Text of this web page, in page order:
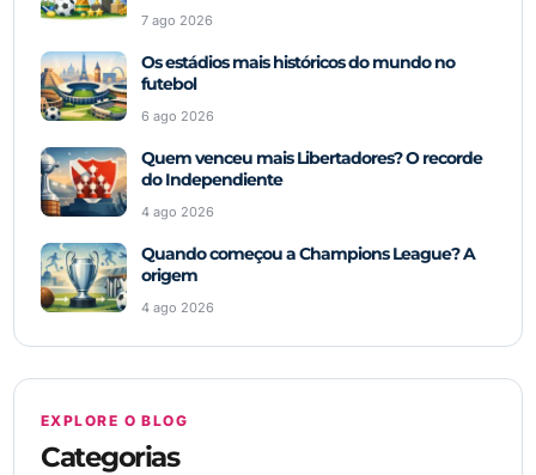
7 ago 2026
Os estádios mais históricos do mundo no
futebol
6 ago 2026
Quem venceu mais Libertadores? O recorde
do Independiente
4 ago 2026
Quando começou a Champions League? A
origem
4 ago 2026
EXPLORE O BLOG
Categorias